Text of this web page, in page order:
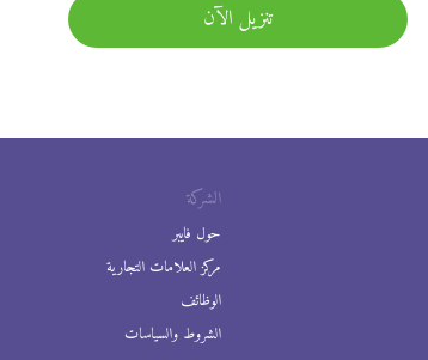
تنزيل الآن
الشركة
حول فايبر
مركز العلامات التجارية
الوظائف
الشروط والسياسات